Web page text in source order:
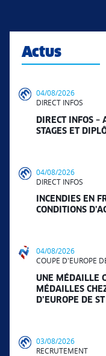
Actus
04/08/2026
DIRECT INFOS
DIRECT INFOS –
STAGES ET
04/08/2026
DIRECT INFOS
INCENDIES EN
CONDITIONS
04/08/2026
COUPE D'EUROPE
UNE MÉDAILLE
MÉDAILLES
D’EUROPE DE
03/08/2026
RECRUTEMENT